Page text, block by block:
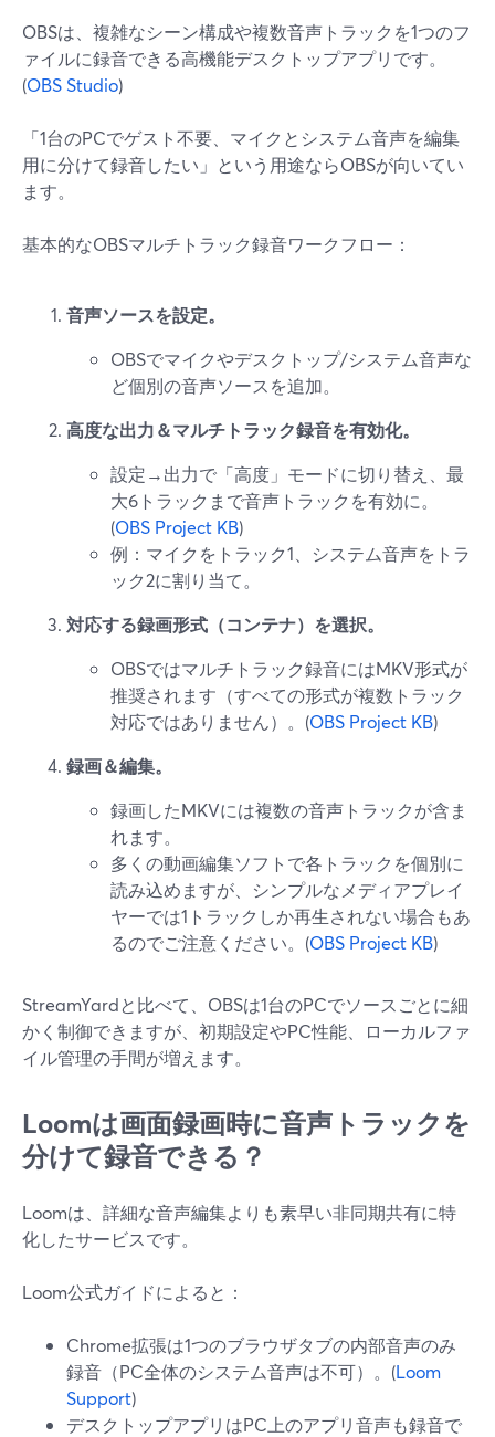
OBSは、複雑なシーン構成や複数音声トラックを1つのフ
ァイルに録音できる高機能デスクトップアプリです。
(OBS Studio)
「1台のPCでゲスト不要、マイクとシステム音声を編集
用に分けて録音したい」という用途ならOBSが向いてい
ます。
基本的なOBSマルチトラック録音ワークフロー：
音声ソースを設定。
OBSでマイクやデスクトップ/システム音声な
ど個別の音声ソースを追加。
高度な出力＆マルチトラック録音を有効化。
設定→出力で「高度」モードに切り替え、最
大6トラックまで音声トラックを有効に。
(OBS Project KB)
例：マイクをトラック1、システム音声をトラ
ック2に割り当て。
対応する録画形式（コンテナ）を選択。
OBSではマルチトラック録音にはMKV形式が
推奨されます（すべての形式が複数トラック
対応ではありません）。(OBS Project KB)
録画＆編集。
録画したMKVには複数の音声トラックが含ま
れます。
多くの動画編集ソフトで各トラックを個別に
読み込めますが、シンプルなメディアプレイ
ヤーでは1トラックしか再生されない場合もあ
るのでご注意ください。(OBS Project KB)
StreamYardと比べて、OBSは1台のPCでソースごとに細
かく制御できますが、初期設定やPC性能、ローカルファ
イル管理の手間が増えます。
Loomは画面録画時に音声トラックを
分けて録音できる？
Loomは、詳細な音声編集よりも素早い非同期共有に特
化したサービスです。
Loom公式ガイドによると：
Chrome拡張は1つのブラウザタブの内部音声のみ
録音（PC全体のシステム音声は不可）。(Loom
Support)
デスクトップアプリはPC上のアプリ音声も録音で